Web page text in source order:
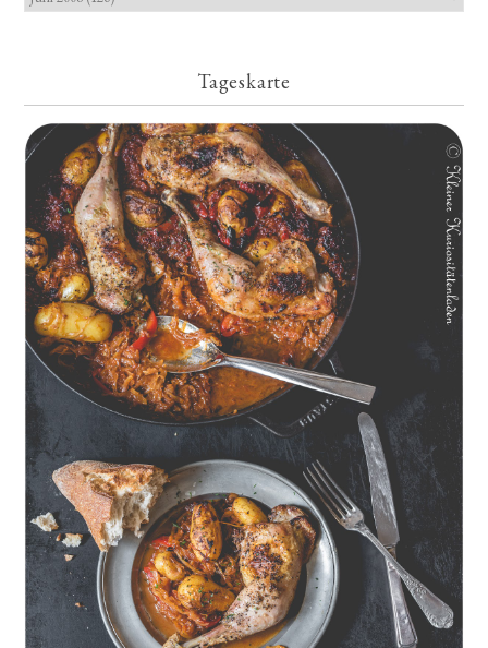
Tageskarte
Geschmorte Hähnchenschenkel auf Paprikakraut und kleinen
Kartoffeln